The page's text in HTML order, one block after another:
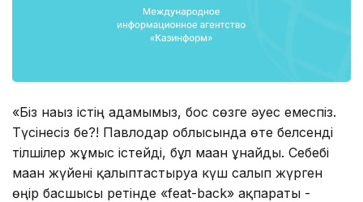
«Бiз нағыз iстiң адамымыз, бос сөзге әуес емеспiз.
Түсiнесiз бе?! Павлодар облысында өте белсендi
тiлшiлер жұмыс iстейдi, бұл маған ұнайды. Себебi
маған жүйенi қалыптастыруға күш салып жүрген
өңiр басшысы ретiнде «feat-back» ақпараты -